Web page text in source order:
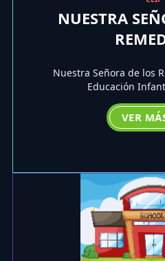
NUESTRA
Nuestra Señora de los
Educación
VER